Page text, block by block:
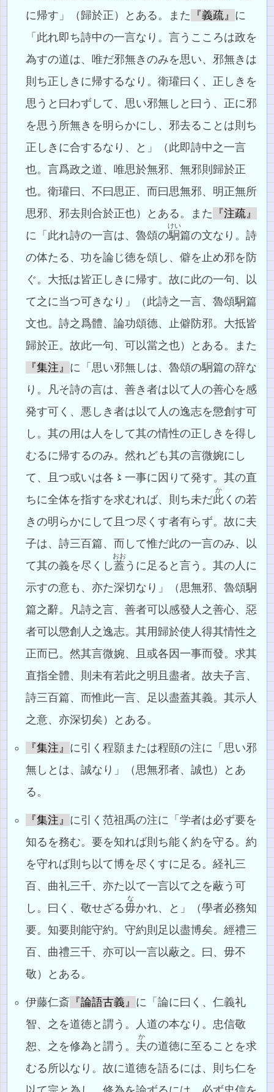
に帰す」（歸於正）とある。また
『義疏』 に
「此れ即ち詩中の一言なり。言うこころは政を
為すの道は、唯だ邪無きのみを思い、邪無きは
則ち正しきに帰するなり。衛瓘曰く、正しきを
思うと曰わずして、思い邪無しと曰う、正に邪
を思う所無きを明らかにし、邪去ることは則ち
正しきに合するなり、と」（此即詩中之一言
也。言爲政之道、唯思於無邪、無邪則歸於正
也。衛瓘曰、不曰思正、而曰思無邪、明正無所
思邪、邪去則合於正也）とある。また
『注疏』
に「此れ詩の一言は、魯頌の駉
けい
篇の文なり。詩
の体たる、功を論じ徳を頌し、僻を止め邪を防
ぐ。大抵は皆正しきに帰す。故に此の一句、以
て之に当つ可きなり」（此詩之一言、魯頌駉篇
文也。詩之爲體、論功頌德、止僻防邪。大抵皆
歸於正。故此一句、可以當之也）とある。また
『集注』 に「思い邪無しは、魯頌の駉篇の辞な
り。凡そ詩の言は、善き者は以て人の善心を感
発す可く、悪しき者は以て人の逸志を懲創す可
し。其の用は人をして其の情性の正しきを得し
むるに帰するのみ。然れども其の言微婉にし
て、且つ或いは各〻一事に因りて発す。其の直
ちに全体を指すを求むれば、則ち未だ此
か
くの若
きの明らかにして且つ尽くす者有らず。故に夫
子は、詩三百篇、而して惟だ此の一言のみ、以
て其の義を尽くし蓋
おお
うに足ると言う。其の人に
示すの意も、亦た深切なり」（思無邪、魯頌駉
篇之辭。凡詩之言、善者可以感發人之善心、惡
者可以懲創人之逸志。其用歸於使人得其情性之
正而已。然其言微婉、且或各因一事而發。求其
直指全體、則未有若此之明且盡者。故夫子言、
詩三百篇、而惟此一言、足以盡蓋其義。其示人
之意、亦深切矣）とある。
『集注』 に引く程顥または程頤の注に「思い邪
無しとは、誠なり」（思無邪者、誠也）とあ
る。
『集注』 に引く范祖禹の注に「学者は必ず要を
知るを務む。要を知れば則ち能く約を守る。約
を守れば則ち以て博を尽くすに足る。経礼三
百、曲礼三千、亦た以て一言以て之を蔽う可
し。曰く、敬せざる毋
な
かれ、と」（學者必務知
要。知要則能守約。守約則足以盡博矣。經禮三
百、曲禮三千、亦可以一言以蔽之。曰、毋不
敬）とある。
伊藤仁斎 『論語古義』 に「論に曰く、仁義礼
智、之を道徳と謂う。人道の本なり。忠信敬
恕、之を修為と謂う。 夫
か
の道徳に至ることを求
むる所以なり。故に道徳を語るには、則ち仁を